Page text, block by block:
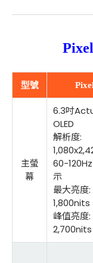
型號
主螢
幕
6.3吋
OLED
解析度:
60-
示
最大亮度:
1,800nits
峰值亮度:
2,700nits